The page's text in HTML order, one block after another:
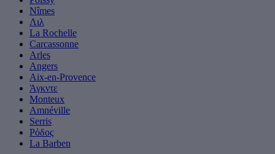
Nîmes
Λιλ
La Rochelle
Carcassonne
Arles
Angers
Aix-en-Provence
Άγκντε
Monteux
Amnéville
Serris
Ρόδος
La Barben